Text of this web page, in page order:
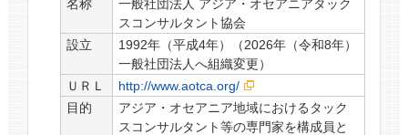
名称
一般社団法人 アジア・オセアニアタック
スコンサルタント協会
設立
1992年（平成4年）（2026年（令和8年）
一般社団法人へ組織変更）
ＵＲＬ
http://www.aotca.org/
目的
アジア・オセアニア地域におけるタック
スコンサルタント等の専門家を構成員と